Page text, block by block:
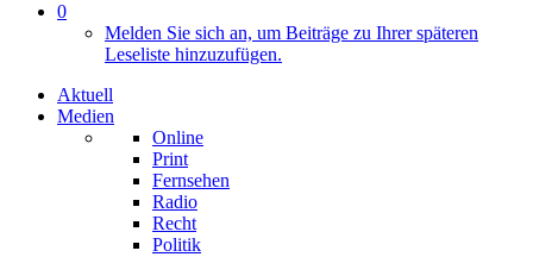
0
Melden Sie sich an, um Beiträge zu Ihrer späteren
Leseliste hinzuzufügen.
Aktuell
Medien
Online
Print
Fernsehen
Radio
Recht
Politik